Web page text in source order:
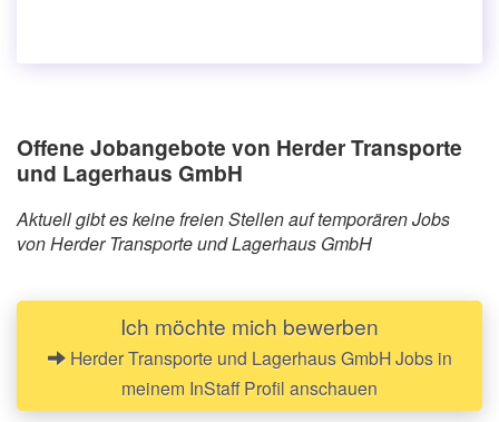
Offene Jobangebote von Herder Transporte
und Lagerhaus GmbH
Aktuell gibt es keine freien Stellen auf temporären Jobs
von Herder Transporte und Lagerhaus GmbH
Ich möchte mich bewerben
Herder Transporte und Lagerhaus GmbH Jobs in
meinem InStaff Profil anschauen